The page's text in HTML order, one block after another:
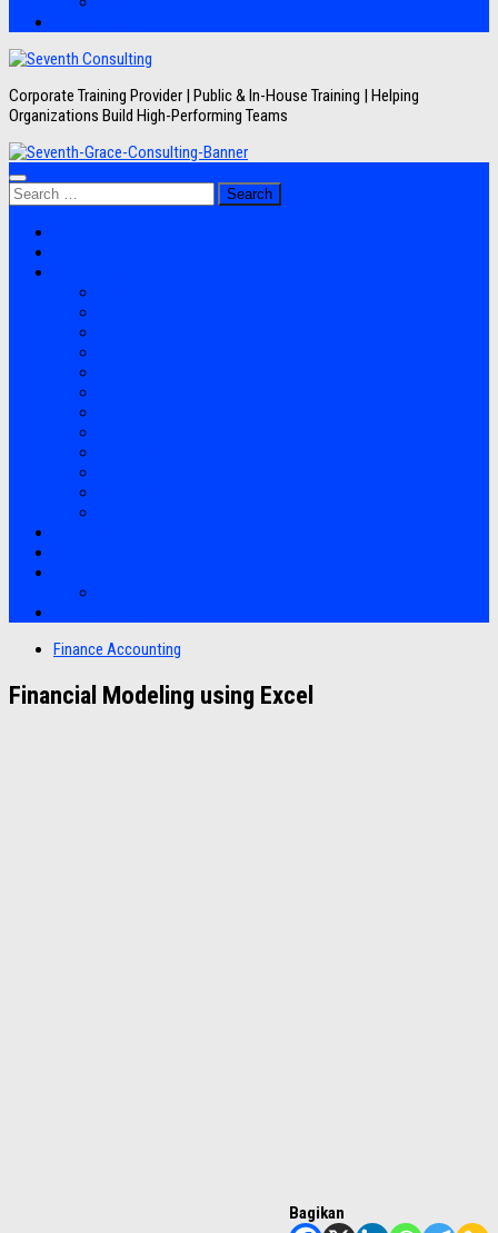
Corporate Training Provider | Public & In-House Training | Helping
Organizations Build High-Performing Teams
Search
for:
Finance Accounting
Financial Modeling using Excel
Bagikan